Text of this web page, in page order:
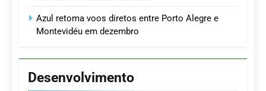
Azul retoma voos diretos entre Porto Alegre e
Montevidéu em dezembro
Desenvolvimento